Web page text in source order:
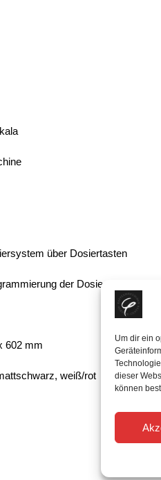
Um dir ein
dieser
können
über Dosiertasten
der Dosierungen
602 mm
weiß/rot